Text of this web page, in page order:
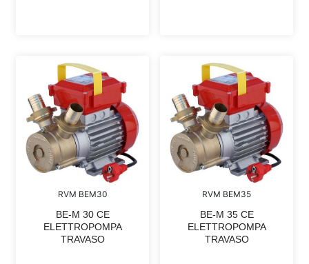
RVM BEM30
BE-M 30 CE
ELETTROPOMPA
TRAVASO
RVM BEM35
BE-M 35 CE
ELETTROPOMPA
TRAVASO